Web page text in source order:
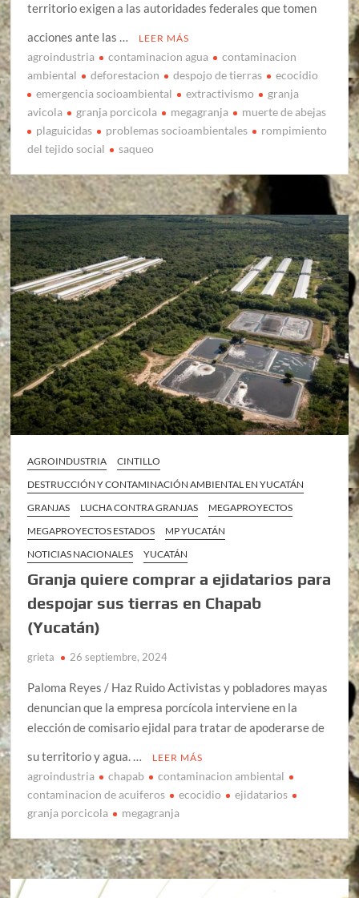
territorio exigen a las autoridades federales que tomen
acciones ante las …
LEER MÁS
agroindustria contaminacion agua
contaminacion
ambiental
deforestacion despojo de tierras
ecocidio
emergencia socioambiental
extractivismo
granja
avicola
granja porcicola megagranja
muerte de abejas
plaguicidas
problemas socioambientales
rompimiento
del tejido social
saqueo
AGROINDUSTRIA
CINTILLO
DESTRUCCIÓN Y CONTAMINACIÓN AMBIENTAL EN YUCATÁN
GRANJAS
LUCHA CONTRA GRANJAS
MEGAPROYECTOS
MEGAPROYECTOS ESTADOS
MP YUCATÁN
NOTICIAS NACIONALES
YUCATÁN
Granja quiere comprar a ejidatarios para
despojar sus tierras en Chapab
(Yucatán)
grieta 26 septiembre, 2024
Paloma Reyes / Haz Ruido Activistas y pobladores mayas
denuncian que la empresa porcícola interviene en la
elección de comisario ejidal para tratar de apoderarse de
su territorio y agua. …
LEER MÁS
agroindustria chapab
contaminacion ambiental
contaminacion de acuiferos
ecocidio
ejidatarios
granja porcicola
megagranja